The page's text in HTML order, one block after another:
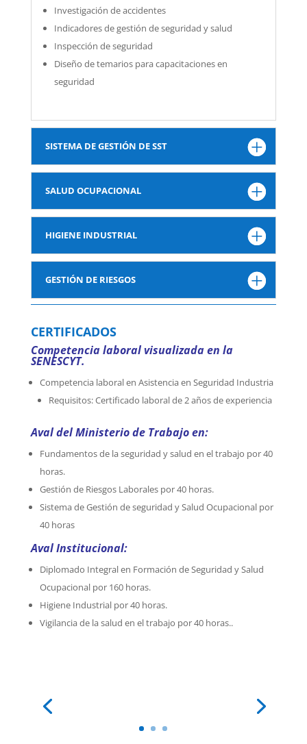
Investigación de accidentes
Indicadores de gestión de seguridad y salud
Inspección de seguridad
Diseño de temarios para capacitaciones en
seguridad
SISTEMA DE GESTIÓN DE SST
SALUD OCUPACIONAL
HIGIENE INDUSTRIAL
GESTIÓN DE RIESGOS
CERTIFICADOS
Competencia laboral visualizada en la
SENESCYT.
Competencia laboral en Asistencia en Seguridad Industria
Requisitos: Certificado laboral de 2 años de experiencia
Aval del Ministerio de Trabajo en:
Fundamentos de la seguridad y salud en el trabajo por 40
horas.
Gestión de Riesgos Laborales por 40 horas.
Sistema de Gestión de seguridad y Salud Ocupacional por
40 horas
Aval Institucional:
Diplomado Integral en Formación de Seguridad y Salud
Ocupacional por 160 horas.
Higiene Industrial por 40 horas.
Vigilancia de la salud en el trabajo por 40 horas..